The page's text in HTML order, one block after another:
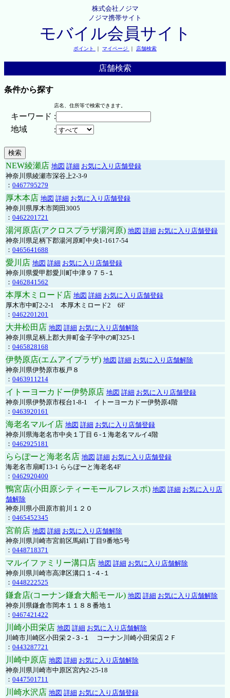
株式会社ノジマ
ノジマ携帯サイト
モバイル会員サイト
ポイント ｜ マイページ ｜ 店舗検索
店舗検索
条件から探す
店名、住所等で検索できます。
キーワード :
地域
:
NEW綾瀬店 地図 詳細 お気に入り店舗登録
神奈川県綾瀬市深谷上2-3-9
： 0467795279
厚木本店 地図 詳細 お気に入り店舗登録
神奈川県厚木市岡田3005
： 0462201721
湯河原店(アクロスプラザ湯河原) 地図 詳細 お気に入り店舗登録
神奈川県足柄下郡湯河原町中央1-1617-54
： 0465641688
愛川店 地図 詳細 お気に入り店舗登録
神奈川県愛甲郡愛川町中津９７５-１
： 0462841562
本厚木ミロード店 地図 詳細 お気に入り店舗登録
厚木市中町2-2-1 本厚木ミロード2 6F
： 0462201201
大井松田店 地図 詳細 お気に入り店舗解除
神奈川県足柄上郡大井町金子字中の町325-1
： 0465828168
伊勢原店(エムアイプラザ) 地図 詳細 お気に入り店舗解除
神奈川県伊勢原市板戸８
： 0463911214
イトーヨーカドー伊勢原店 地図 詳細 お気に入り店舗登録
神奈川県伊勢原市桜台1-8-1 イトーヨーカドー伊勢原4階
： 0463920161
海老名マルイ店 地図 詳細 お気に入り店舗登録
神奈川県海老名市中央１丁目６-１海老名マルイ4階
： 0462925181
ららぽーと海老名店 地図 詳細 お気に入り店舗登録
海老名市扇町13-1 ららぽーと海老名4F
： 0462920400
鴨宮店(小田原シティーモールフレスポ) 地図 詳細 お気に入り店
舗解除
神奈川県小田原市前川１２０
： 0465452345
宮前店 地図 詳細 お気に入り店舗解除
神奈川県川崎市宮前区馬絹1丁目9番地5号
： 0448718371
マルイファミリー溝口店 地図 詳細 お気に入り店舗解除
神奈川県川崎市高津区溝口１-４-１
： 0448222525
鎌倉店(コーナン鎌倉大船モール) 地図 詳細 お気に入り店舗解除
神奈川県鎌倉市岡本１１８８番地１
： 0467421422
川崎小田栄店 地図 詳細 お気に入り店舗解除
川崎市川崎区小田栄２‐３‐１ コーナン川崎小田栄店２Ｆ
： 0443287721
川崎中原店 地図 詳細 お気に入り店舗解除
神奈川県川崎市中原区宮内2-25-18
： 0447501711
川崎水沢店 地図 詳細 お気に入り店舗登録